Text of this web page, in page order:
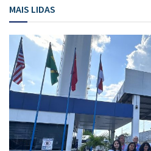
MAIS LIDAS